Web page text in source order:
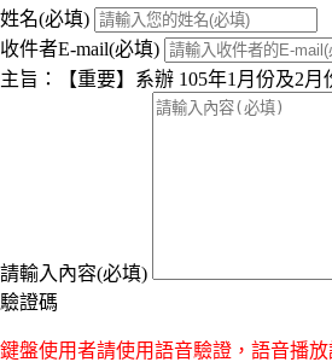
姓名(必填)
收件者E-mail(必填)
主旨：【重要】系辦 105年1月份及2月
請輸入內容(必填)
驗證碼
鍵盤使用者請使用語音驗證，語音播放